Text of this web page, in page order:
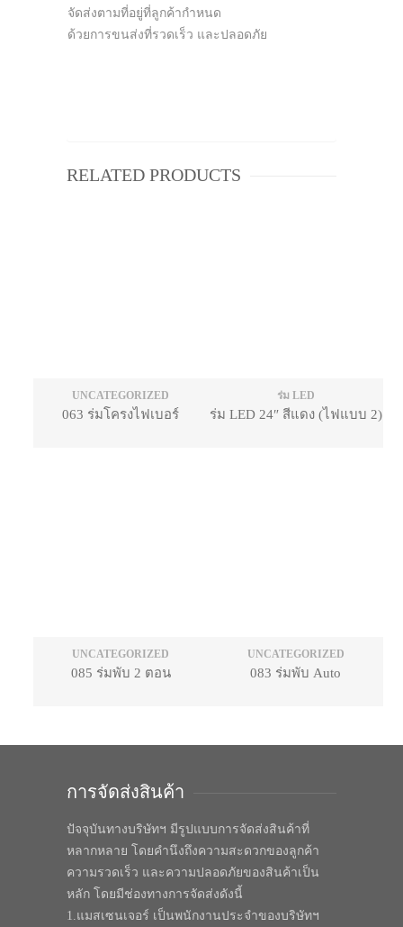
จัดส่งตามที่อยู่ที่ลูกค้ากำหนด
ด้วยการขนส่งที่รวดเร็ว และปลอดภัย
RELATED PRODUCTS
UNCATEGORIZED
063 ร่มโครงไฟเบอร์
ร่ม LED
ร่ม LED 24″ สีแดง (ไฟแบบ 2)
UNCATEGORIZED
085 ร่มพับ 2 ตอน
UNCATEGORIZED
083 ร่มพับ Auto
การจัดส่งสินค้า
ปัจจุบันทางบริษัทฯ มีรูปแบบการจัดส่งสินค้าที่
หลากหลาย โดยคำนึงถึงความสะดวกของลูกค้า
ความรวดเร็ว และความปลอดภัยของสินค้าเป็น
หลัก โดยมีช่องทางการจัดส่งดังนี้
1.แมสเซนเจอร์ เป็นพนักงานประจำของบริษัทฯ